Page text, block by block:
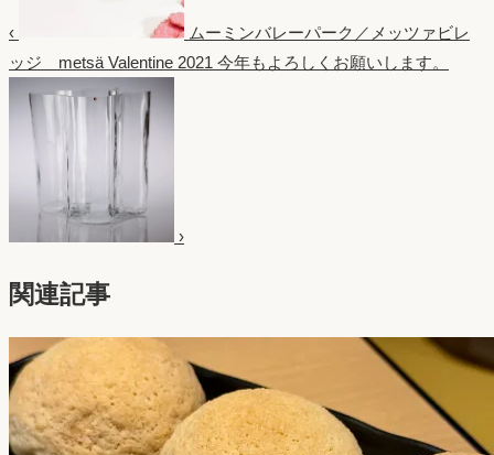
‹
ムーミンバレーパーク／メッツァビレ
ッジ metsä Valentine 2021 今年もよろしくお願いします。
›
関連記事